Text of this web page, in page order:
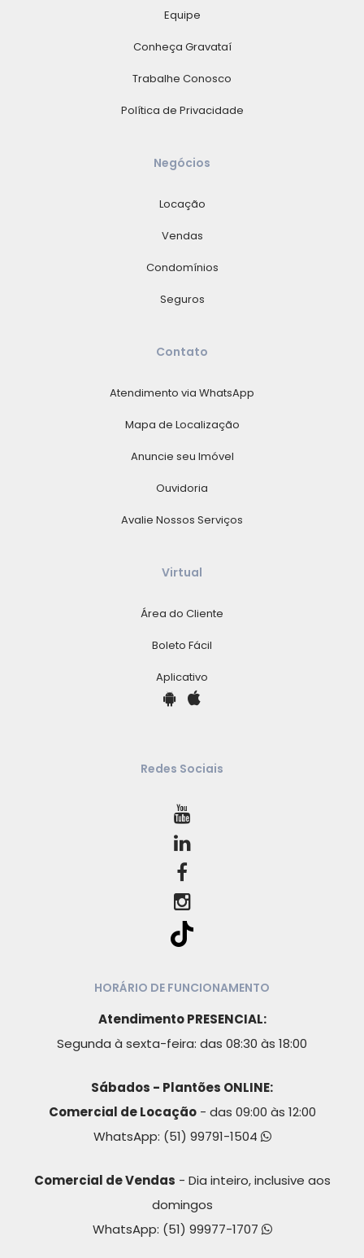
Equipe
Conheça Gravataí
Trabalhe Conosco
Política de Privacidade
Negócios
Locação
Vendas
Condomínios
Seguros
Contato
Atendimento via WhatsApp
Mapa de Localização
Anuncie seu Imóvel
Ouvidoria
Avalie Nossos Serviços
Virtual
Área do Cliente
Boleto Fácil
Aplicativo
Redes Sociais
HORÁRIO DE FUNCIONAMENTO
Atendimento PRESENCIAL:
Segunda à sexta-feira: das 08:30 às 18:00
Sábados - Plantões ONLINE:
Comercial de Locação- das 09:00 às 12:00
WhatsApp: (51) 99791-1504
Comercial de Vendas - Dia inteiro, inclusive aos
domingos
WhatsApp: (51) 99977-1707